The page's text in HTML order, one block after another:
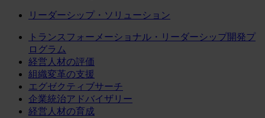
リーダーシップ・ソリューション
トランスフォーメーショナル・リーダーシップ開発プ
ログラム
経営人材の評価
組織変革の支援
エグゼクティブサーチ
企業統治アドバイザリー
経営人材の育成